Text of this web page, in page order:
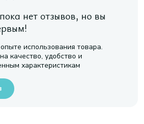
нет отзывов, но вы
использования товара.
качество, удобство и
характеристикам